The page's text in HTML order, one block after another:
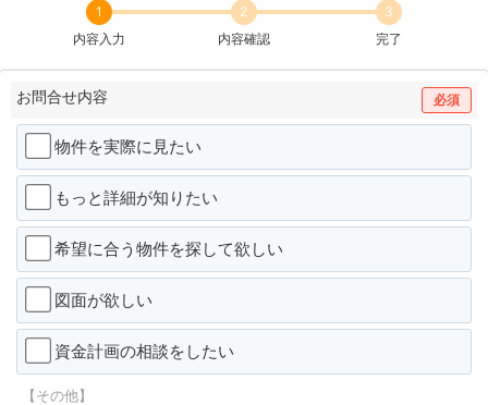
1
内容入力
2
内容確認
3
完了
お問合せ内容 必須
物件を実際に見たい
もっと詳細が知りたい
希望に合う物件を探して欲しい
図面が欲しい
資金計画の相談をしたい
【その他】